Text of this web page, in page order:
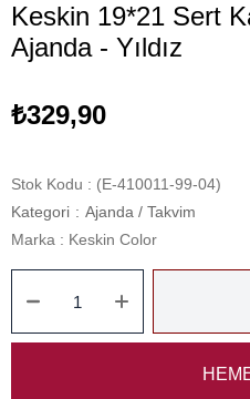
Keskin 19*21 Sert
Ajanda - Yıldız
₺329,90
Stok Kodu
(E-410011-99-04)
Kategori : Ajanda / Takvim
Marka : Keskin Color